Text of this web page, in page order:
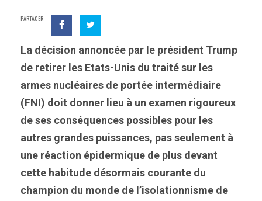
PARTAGER
La décision annoncée par le président Trump
de retirer les Etats-Unis du traité sur les
armes nucléaires de portée intermédiaire
(FNI) doit donner lieu à un examen rigoureux
de ses conséquences possibles pour les
autres grandes puissances, pas seulement à
une réaction épidermique de plus devant
cette habitude désormais courante du
champion du monde de l’isolationnisme de